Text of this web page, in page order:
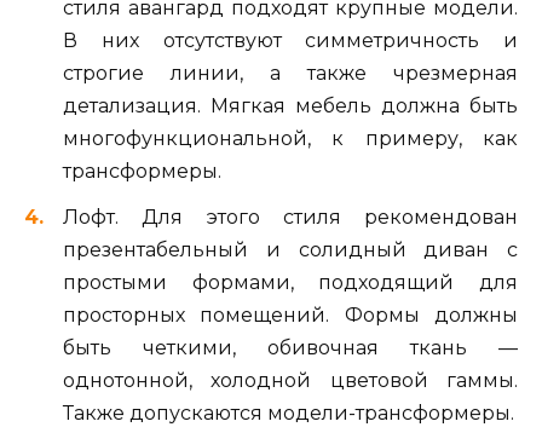
стиля авангард подходят крупные модели.
В них отсутствуют симметричность и
строгие линии, а также чрезмерная
детализация. Мягкая мебель должна быть
многофункциональной, к примеру, как
трансформеры.
Лофт. Для этого стиля рекомендован
презентабельный и солидный диван с
простыми формами, подходящий для
просторных помещений. Формы должны
быть четкими, обивочная ткань —
однотонной, холодной цветовой гаммы.
Также допускаются модели-трансформеры.